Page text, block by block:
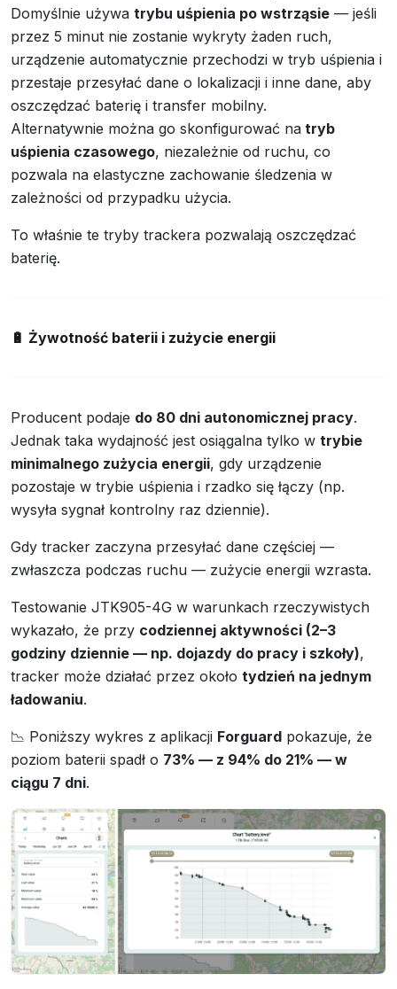
Domyślnie używa trybu uśpienia po wstrząsie — jeśli
przez 5 minut nie zostanie wykryty żaden ruch,
urządzenie automatycznie przechodzi w tryb uśpienia i
przestaje przesyłać dane o lokalizacji i inne dane, aby
oszczędzać baterię i transfer mobilny.
Alternatywnie można go skonfigurować na tryb
uśpienia czasowego, niezależnie od ruchu, co
pozwala na elastyczne zachowanie śledzenia w
zależności od przypadku użycia.
To właśnie te tryby trackera pozwalają oszczędzać
baterię.
🔋 Żywotność baterii i zużycie energii
Producent podaje do 80 dni autonomicznej pracy.
Jednak taka wydajność jest osiągalna tylko w trybie
minimalnego zużycia energii, gdy urządzenie
pozostaje w trybie uśpienia i rzadko się łączy (np.
wysyła sygnał kontrolny raz dziennie).
Gdy tracker zaczyna przesyłać dane częściej —
zwłaszcza podczas ruchu — zużycie energii wzrasta.
Testowanie JTK905-4G w warunkach rzeczywistych
wykazało, że przy codziennej aktywności (2–3
godziny dziennie — np. dojazdy do pracy i szkoły),
tracker może działać przez około tydzień na jednym
ładowaniu.
📉 Poniższy wykres z aplikacji Forguard pokazuje, że
poziom baterii spadł o 73% — z 94% do 21% — w
ciągu 7 dni.